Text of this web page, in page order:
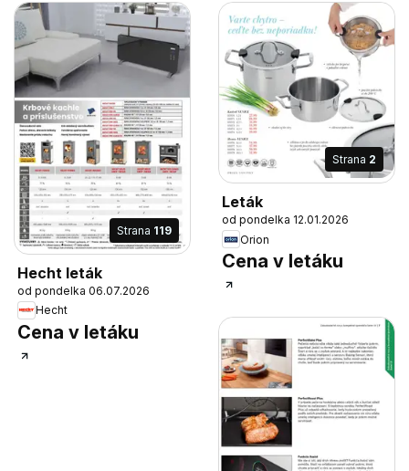
Strana 119
Hecht leták
od pondelka 06.07.2026
Hecht
Cena v letáku
Strana 2
Leták
od pondelka 12.01.2026
Orion
Cena v letáku